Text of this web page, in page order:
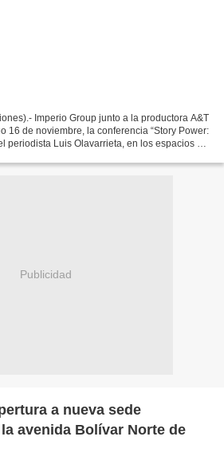
Imperio Group junto a la productora A&T
16 de noviembre, la conferencia “Story Power:
periodista Luis Olavarrieta, en los espacios del
Publicidad
a nueva sede
avenida Bolívar Norte de